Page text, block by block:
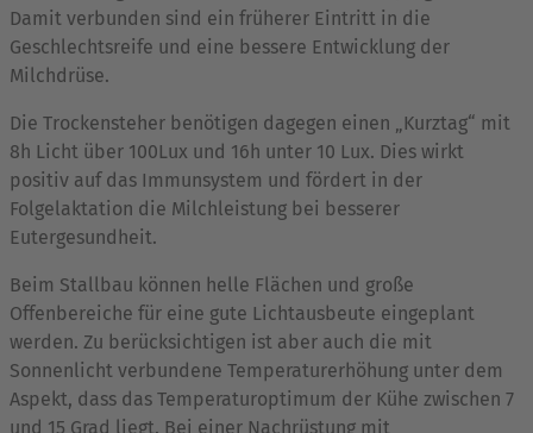
Damit verbunden sind ein früherer Eintritt in die
Geschlechtsreife und eine bessere Entwicklung der
Milchdrüse.
Die Trockensteher benötigen dagegen einen „Kurztag“ mit
8h Licht über 100Lux und 16h unter 10 Lux. Dies wirkt
positiv auf das Immunsystem und fördert in der
Folgelaktation die Milchleistung bei besserer
Eutergesundheit.
Beim Stallbau können helle Flächen und große
Offenbereiche für eine gute Lichtausbeute eingeplant
werden. Zu berücksichtigen ist aber auch die mit
Sonnenlicht verbundene Temperaturerhöhung unter dem
Aspekt, dass das Temperaturoptimum der Kühe zwischen 7
und 15 Grad liegt. Bei einer Nachrüstung mit